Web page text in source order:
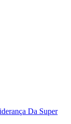
Da Super